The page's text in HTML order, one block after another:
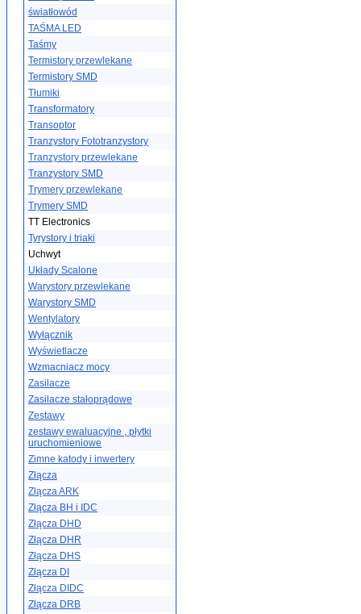
światłowód
TAŚMA LED
Taśmy
Termistory przewlekane
Termistory SMD
Tłumiki
Transformatory
Transoptor
Tranzystory Fototranzystory
Tranzystory przewlekane
Tranzystory SMD
Trymery przewlekane
Trymery SMD
TT Electronics
Tyrystory i triaki
Uchwyt
Układy Scalone
Warystory przewlekane
Warystory SMD
Wentylatory
Wyłącznik
Wyświetlacze
Wzmacniacz mocy
Zasilacze
Zasilacze stałoprądowe
Zestawy
zestawy ewaluacyjne , płytki
uruchomieniowe
Zimne katody i inwertery
Złącza
Złącza ARK
Złącza BH i IDC
Złącza DHD
Złącza DHR
Złącza DHS
Złącza DI
Złącza DIDC
Złącza DRB